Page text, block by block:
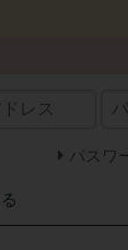
パスワ